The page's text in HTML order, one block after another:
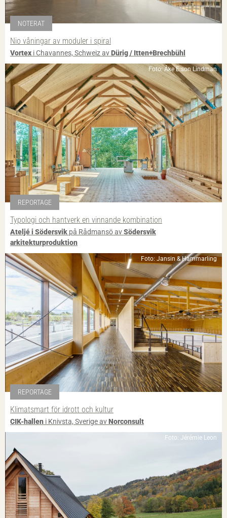
NOTERAT
Nio våningar av moduler i spiral
Vortex i Chavannes, Schweiz avDürig / Itten+Brechbühl
Foto: Åke E:son Lindman
REPORTAGE
Typologi och hantverk en vinnande kombination
Ateljé i Södersvik på Rådmansö avSödersvik
arkitekturproduktion
Foto: Jansin & Hammarling
REPORTAGE
Klimatsmart för idrott och kultur
CIK-hallen i Knivsta, Sverige avNorconsult
Foto: Jérémie Leon